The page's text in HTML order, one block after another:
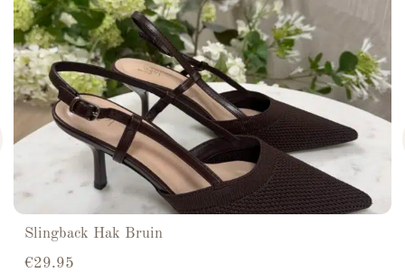
Slingback Hak Bruin
€29.95